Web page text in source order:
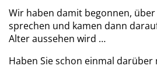
Wir haben damit begonnen,
sprechen und kamen dann
Alter aussehen wird …
Haben Sie schon einmal darüber